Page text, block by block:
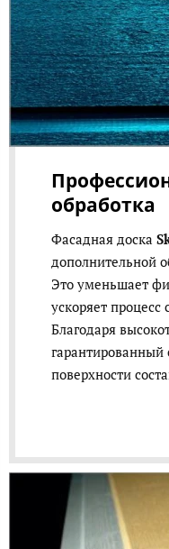
обработка
Фасадная доска
дополнительной
Это уменьшает
ускоряет процесс
Благодаря
поверхности